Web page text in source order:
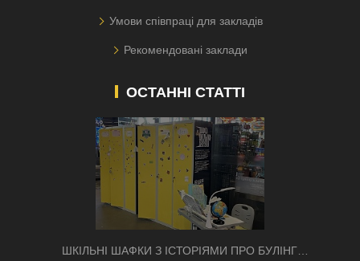
Умови співпраці для закладів
Рекомендовані заклади
ОСТАННІ СТАТТІ
ШКІЛЬНІ ШАФКИ З ІСТОРІЯМИ ПРО БУЛІНГ